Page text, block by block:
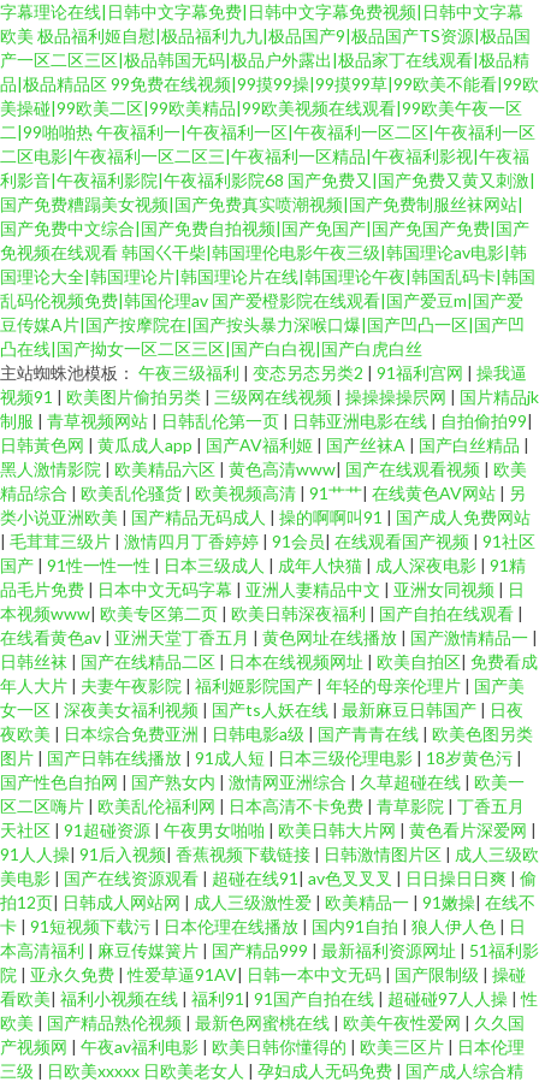
字幕理论在线|日韩中文字幕免费|日韩中文字幕免费视频|日韩中文字幕
欧美 极品福利姬自慰|极品福利九九|极品国产9|极品国产TS资源|极品国
产一区二区三区|极品韩国无码|极品户外露出|极品家丁在线观看|极品精
品|极品精品区99免费在线视频|99摸99操|99摸99草|99欧美不能看|99欧
美操碰|99欧美二区|99欧美精品|99欧美视频在线观看|99欧美午夜一区
二|99啪啪热午夜福利一|午夜福利一区|午夜福利一区二区|午夜福利一区
二区电影|午夜福利一区二区三|午夜福利一区精品|午夜福利影视|午夜福
利影音|午夜福利影院|午夜福利影院68 国产免费又|国产免费又黄又刺激|
国产免费糟蹋美女视频|国产免费真实喷潮视频|国产免费制服丝袜网站|
国产免费中文综合|国产免费自拍视频|国产免国产|国产免国产免费|国产
免视频在线观看韩国巜干柴|韩国理伦电影午夜三级|韩国理论av电影|韩
国理论大全|韩国理论片|韩国理论片在线|韩国理论午夜|韩国乱码卡|韩国
乱码伦视频免费|韩国伦理av 国产爱橙影院在线观看|国产爱豆m|国产爱
豆传媒A片|国产按摩院在|国产按头暴力深喉口爆|国产凹凸一区|国产凹
凸在线|国产拗女一区二区三区|国产白白视|国产白虎白丝
主站蜘蛛池模板： 午夜三级福利 | 变态另态另类2 | 91福利宫网 | 操我逼
视频91 | 欧美图片偷拍另类 | 三级网在线视频 | 操操操操屄网 | 国片精品jk
制服 | 青草视频网站 | 日韩乱伦第一页 | 日韩亚洲电影在线 | 自拍偷拍99|
日韩黃色网 | 黄瓜成人app | 国产AV福利姬 | 国产丝袜A | 国产白丝精品 |
黑人激情影院 | 欧美精品六区 | 黄色高清www| 国产在线观看视频 | 欧美
精品综合 | 欧美乱伦骚货 | 欧美视频高清 | 91艹艹| 在线黄色AV网站 | 另
类小说亚洲欧美 | 国产精品无码成人 | 操的啊啊叫91 | 国产成人免费网站
| 毛茸茸三级片 | 激情四月丁香婷婷 | 91会员| 在线观看国产视频 | 91社区
国产 | 91性一性一性 | 日本三级成人 | 成年人快猫 | 成人深夜电影 | 91精
品毛片免费 | 日本中文无码字幕 | 亚洲人妻精品中文 | 亚洲女同视频 | 日
本视频www| 欧美专区第二页 | 欧美日韩深夜福利 | 国产自拍在线观看 |
在线看黄色av | 亚洲天堂丁香五月 | 黄色网址在线播放 | 国产激情精品一 |
日韩丝袜 | 国产在线精品二区 | 日本在线视频网址 | 欧美自拍区| 免费看成
年人大片 | 夫妻午夜影院 | 福利姬影院国产 | 年轻的母亲伦理片 | 国产美
女一区 | 深夜美女福利视频 | 国产ts人妖在线 | 最新麻豆日韩国产 | 日夜
夜欧美 | 日本综合免费亚洲 | 日韩电影a级 | 国产青青在线 | 欧美色图另类
图片 | 国产日韩在线播放 | 91成人短 | 日本三级伦理电影 | 18岁黄色污 |
国产性色自拍网 | 国产熟女内 | 激情网亚洲综合 | 久草超碰在线 | 欧美一
区二区嗨片 | 欧美乱伦福利网 | 日本高清不卡免费 | 青草影院 | 丁香五月
天社区 | 91超碰资源 | 午夜男女啪啪 | 欧美日韩大片网 | 黄色看片深爱网 |
91人人操| 91后入视频| 香蕉视频下载链接 | 日韩激情图片区 | 成人三级欧
美电影 | 国产在线资源观看 | 超碰在线91 | av色叉叉叉 | 日日操日日爽 | 偷
拍12页| 日韩成人网站网 | 成人三级激性爱 | 欧美精品一 | 91嫩操| 在线不
卡 | 91短视频下载污 | 日本伦理在线播放 | 国内91自拍 | 狼人伊人色 | 日
本高清福利 | 麻豆传媒簧片 | 国产精品999 | 最新福利资源网址 | 51福利影
院 | 亚永久免费 |性爱草逼91AV| 日韩一本中文无码 | 国产限制级 | 操碰
看欧美| 福利小视频在线 | 福利91 | 91国产自拍在线 | 超碰碰97人人操 |性
欧美 | 国产精品熟伦视频 | 最新色网蜜桃在线 | 欧美午夜性爱网 | 久久国
产视频网 | 午夜av福利电影 | 欧美日韩你懂得的 | 欧美三区片 | 日本伦理
三级 | 日欧美xxxxx 日欧美老女人 | 孕妇成人无码免费 | 国产成人综合精